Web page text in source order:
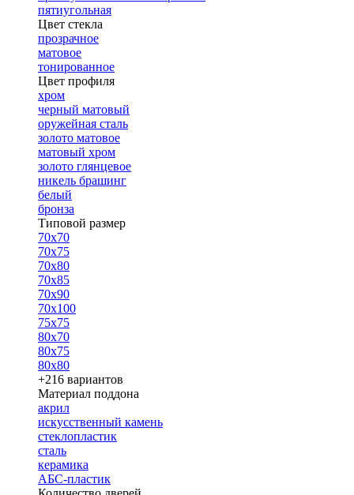
пятиугольная
Цвет стекла
прозрачное
матовое
тонированное
Цвет профиля
хром
черный матовый
оружейная сталь
золото матовое
матовый хром
золото глянцевое
никель брашинг
белый
бронза
Типовой размер
70х70
70х75
70х80
70х85
70х90
70х100
75х75
80х70
80х75
80х80
+216 вариантов
Материал поддона
акрил
искусственный камень
стеклопластик
сталь
керамика
АБС-пластик